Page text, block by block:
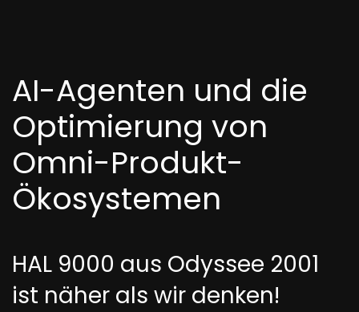
AI-Agenten und die
Optimierung von
Omni-Produkt-
Ökosystemen
HAL 9000 aus Odyssee 2001
ist näher als wir denken!